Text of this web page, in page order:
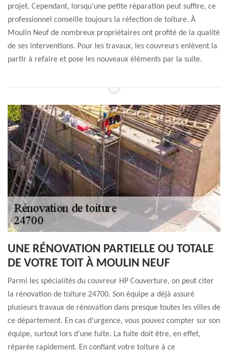
projet. Cependant, lorsqu’une petite réparation peut suffire, ce
professionnel conseille toujours la réfection de toiture. À
Moulin Neuf de nombreux propriétaires ont profité de la qualité
de ses interventions. Pour les travaux, les couvreurs enlèvent la
partir à refaire et pose les nouveaux éléments par la suite.
UNE RÉNOVATION PARTIELLE OU TOTALE
DE VOTRE TOIT À MOULIN NEUF
Parmi les spécialités du couvreur HP Couverture, on peut citer
la rénovation de toiture 24700. Son équipe a déjà assuré
plusieurs travaux de rénovation dans presque toutes les villes de
ce département. En cas d’urgence, vous pouvez compter sur son
équipe, surtout lors d’une fuite. La fuite doit être, en effet,
réparée rapidement. En confiant votre toiture à ce